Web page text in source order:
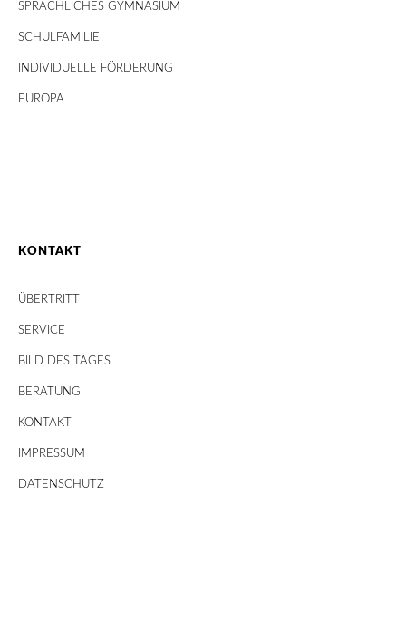
SPRACHLICHES GYMNASIUM
SCHULFAMILIE
INDIVIDUELLE FÖRDERUNG
EUROPA
KONTAKT
ÜBERTRITT
SERVICE
BILD DES TAGES
BERATUNG
KONTAKT
IMPRESSUM
DATENSCHUTZ